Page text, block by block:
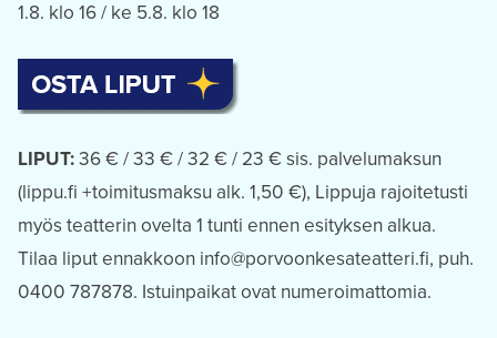
1.8. klo 16 / ke 5.8. klo 18
LIPUT:36 € / 33 € / 32 € / 23 € sis. palvelumaksun
(lippu.fi +toimitusmaksu alk. 1,50 €), Lippuja rajoitetusti
myös teatterin ovelta 1 tunti ennen esityksen alkua.
Tilaa liput ennakkoon info@porvoonkesateatteri.fi, puh.
0400 787878. Istuinpaikat ovat numeroimattomia.